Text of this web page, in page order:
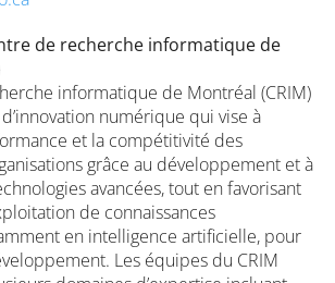
de recherche informatique de
informatique de Montréal (CRIM)
numérique qui vise à
et la compétitivité des
grâce au développement et à
avancées, tout en favorisant
de connaissances
en intelligence artificielle, pour
Les équipes du CRIM